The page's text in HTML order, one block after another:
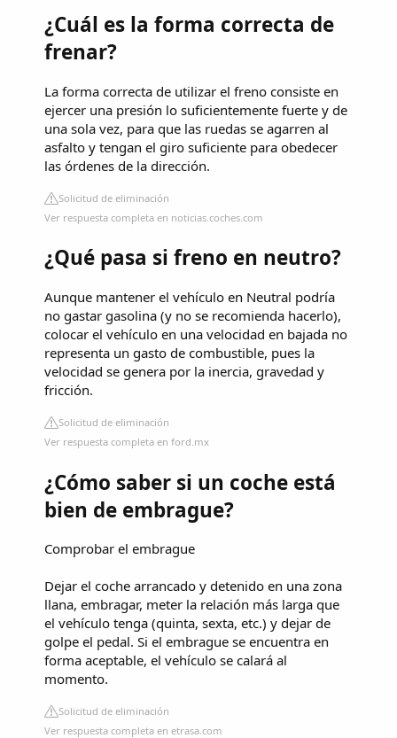
¿Cuál es la forma correcta de
frenar?
La forma correcta de utilizar el freno consiste en
ejercer una presión lo suficientemente fuerte y de
una sola vez, para que las ruedas se agarren al
asfalto y tengan el giro suficiente para obedecer
las órdenes de la dirección.
Solicitud de eliminación
Ver respuesta completa en noticias.coches.com
¿Qué pasa si freno en neutro?
Aunque mantener el vehículo en Neutral podría
no gastar gasolina (y no se recomienda hacerlo),
colocar el vehículo en una velocidad en bajada no
representa un gasto de combustible, pues la
velocidad se genera por la inercia, gravedad y
fricción.
Solicitud de eliminación
Ver respuesta completa en ford.mx
¿Cómo saber si un coche está
bien de embrague?
Comprobar el embrague
Dejar el coche arrancado y detenido en una zona
llana, embragar, meter la relación más larga que
el vehículo tenga (quinta, sexta, etc.) y dejar de
golpe el pedal. Si el embrague se encuentra en
forma aceptable, el vehículo se calará al
momento.
Solicitud de eliminación
Ver respuesta completa en etrasa.com